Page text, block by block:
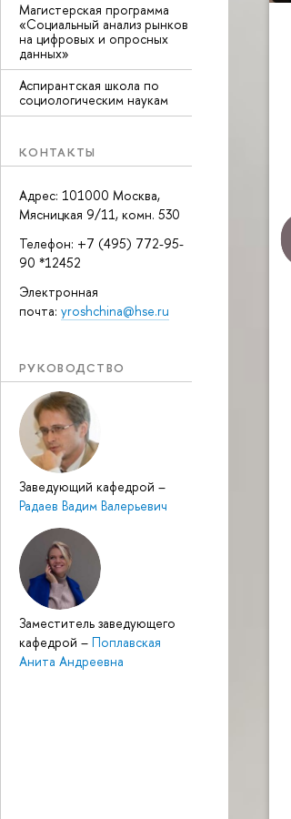
Магистерская программа
«Социальный анализ рынков
на цифровых и опросных
данных»
Аспирантская школа по
социологическим наукам
КОНТАКТЫ
Адрес: 101000 Москва,
Мясницкая 9/11, комн. 530
Телефон: +7 (495) 772-95-
90 *12452
Электронная
почта: yroshchina@hse.ru
РУКОВОДСТВО
Заведующий кафедрой –
Радаев Вадим Валерьевич
Заместитель заведующего
кафедрой – Поплавская
Анита Андреевна